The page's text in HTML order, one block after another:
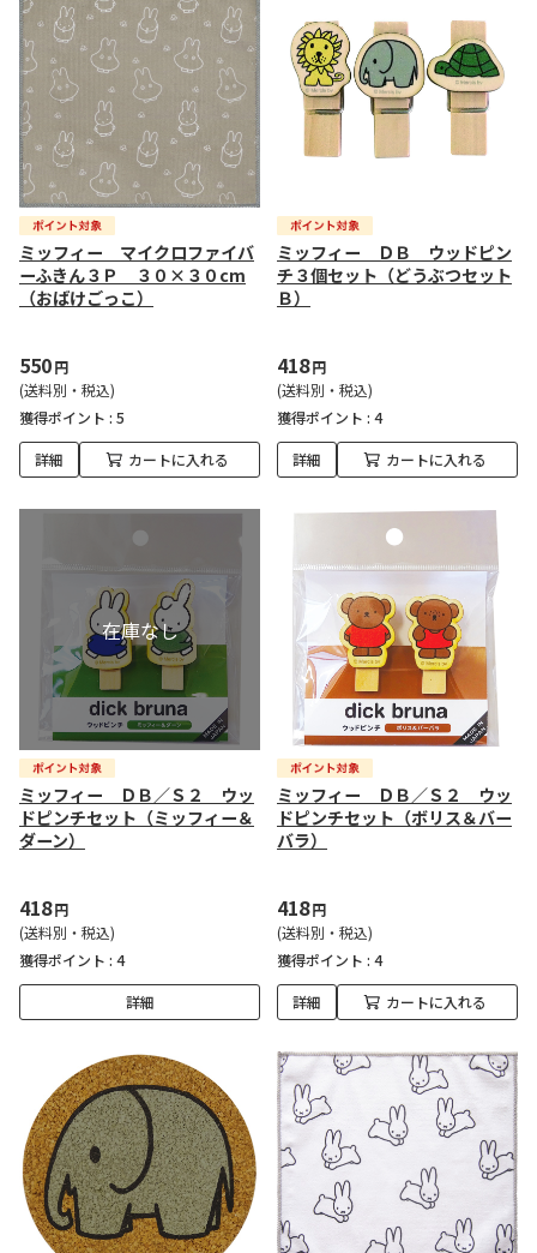
ミッフィー マイクロファイバ
ーふきん３Ｐ ３０×３０cm
（おばけごっこ）
550円
(送料別・税込)
獲得ポイント : 5
詳細 カートに入れる
ミッフィー ＤＢ ウッドピン
チ３個セット（どうぶつセット
Ｂ）
418円
(送料別・税込)
獲得ポイント : 4
詳細 カートに入れる
ミッフィー ＤＢ／Ｓ２ ウッ
ドピンチセット（ミッフィー＆
ダーン）
418円
(送料別・税込)
獲得ポイント : 4
詳細
ミッフィー ＤＢ／Ｓ２ ウッ
ドピンチセット（ボリス＆バー
バラ）
418円
(送料別・税込)
獲得ポイント : 4
詳細 カートに入れる